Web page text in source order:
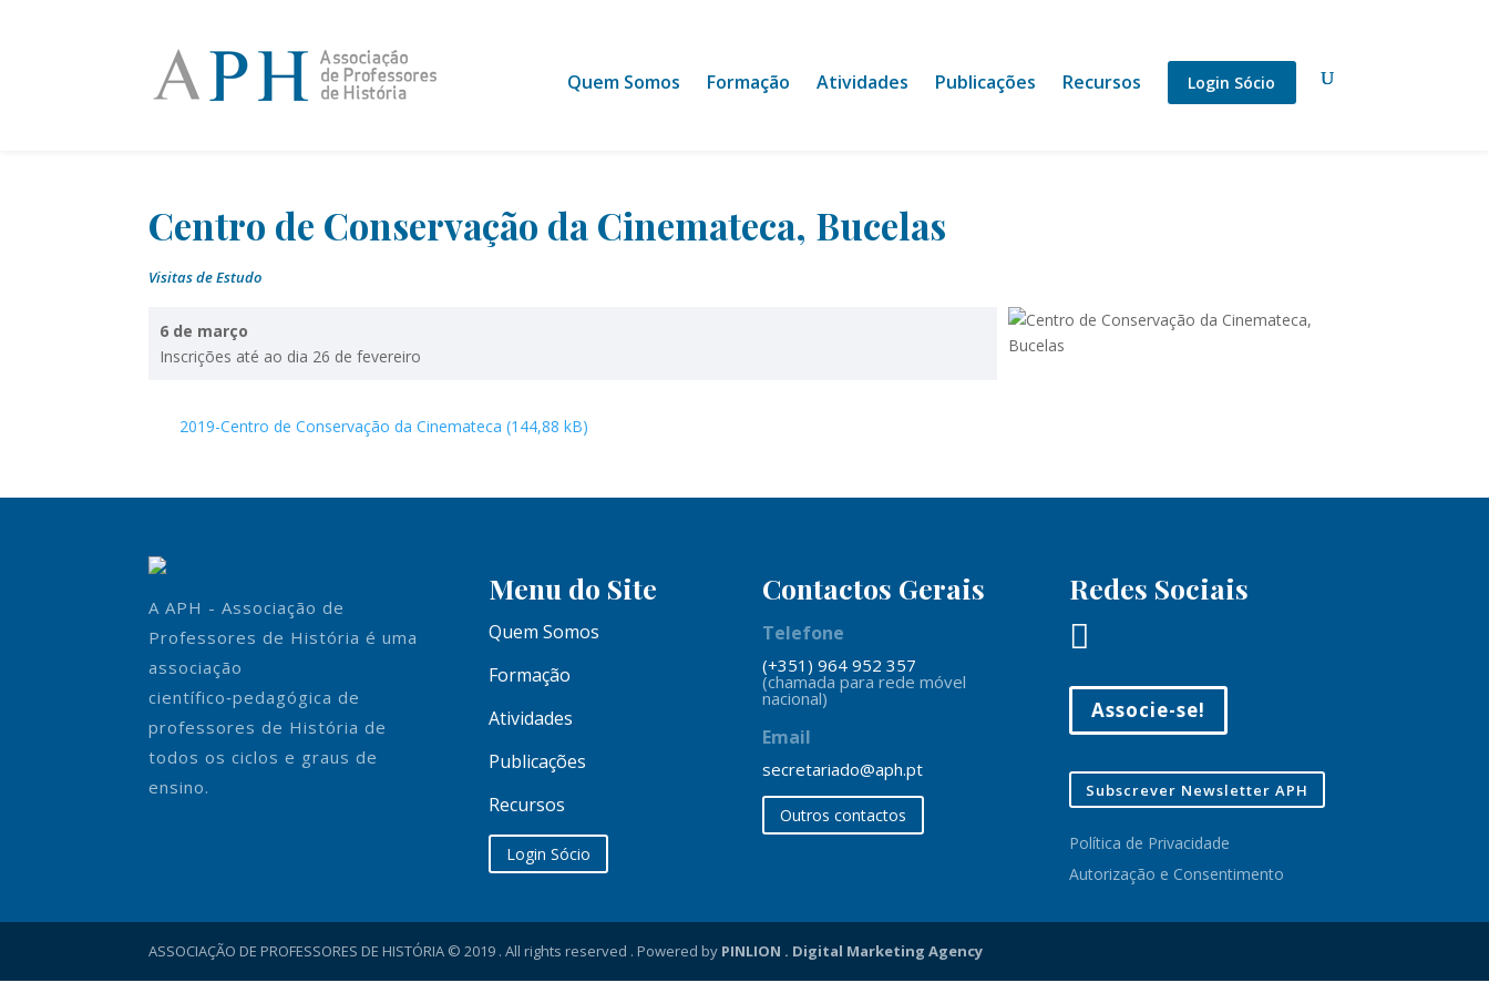
Quem Somos Formação Atividades Publicações Recursos Login Sócio
Centro de Conservação da Cinemateca, Bucelas
Visitas de Estudo
6 de março
Inscrições até ao dia 26 de fevereiro
2019-Centro de Conservação da Cinemateca
A APH - Associação de
Professores de História é uma
associação
científico‑pedagógica de
professores de História de
todos os ciclos e graus de
ensino.
Menu do Site
Quem Somos
Formação
Atividades
Publicações
Recursos
Login Sócio
Contactos Gerais
Telefone
(+351) 964 952 357
(chamada para rede móvel
nacional)
Email
secretariado@aph.pt
Outros contactos
Redes Sociais

Associe-se!
Subscrever Newsletter APH
Política de Privacidade
Autorização e Consentimento
ASSOCIAÇÃO DE PROFESSORES DE HISTÓRIA © 2019 . All rights reserved . Powered by PINLION . Digital Marketing Agency